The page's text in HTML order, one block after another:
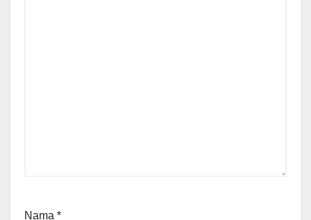
Nama *